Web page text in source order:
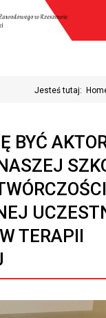
Jesteś tutaj:
BYĆ
TERAPII